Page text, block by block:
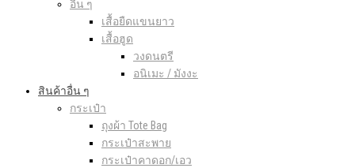
อื่น ๆ
เสื้อยืดแขนยาว
เสื้อฮูด
วงดนตรี
อนิเมะ / มังงะ
สินค้าอื่น ๆ
กระเป๋า
ถุงผ้า Tote Bag
กระเป๋าสะพาย
กระเป๋าคาดอก/เอว